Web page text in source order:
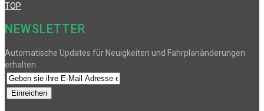
TOP
NEWSLETTER
Automatische Updates für Neuigkeiten und Fahrplanänderungen
erhalten